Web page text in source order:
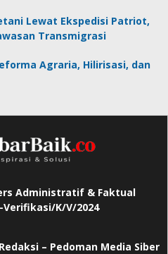
Lewat Ekspedisi Patriot,
Transmigrasi
Agraria, Hilirisasi, dan
Administratif & Faktual
Verifikasi/K/V/2024
Redaksi – Pedoman Media Siber